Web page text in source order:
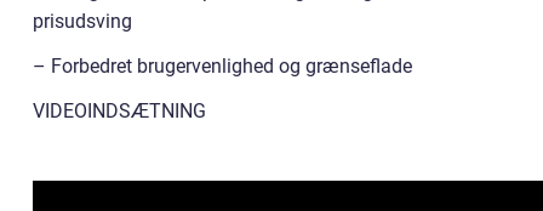
prisudsving
– Forbedret brugervenlighed og grænseflade
VIDEOINDSÆTNING